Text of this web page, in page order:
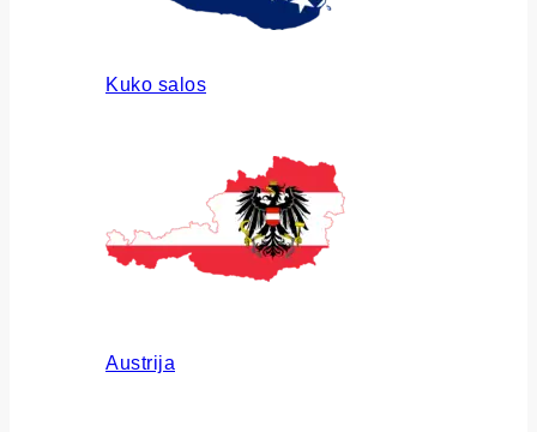
Kuko salos
Austrija